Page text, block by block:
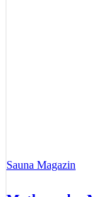
Sauna Magazin